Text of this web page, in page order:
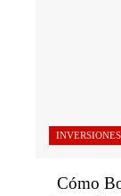
Cómo